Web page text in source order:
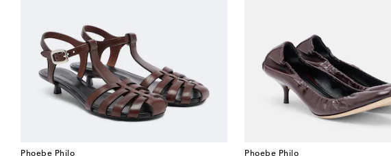
Phoebe Philo
Phoebe Philo